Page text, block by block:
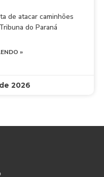
de atacar caminhões
do Paraná
»
2026